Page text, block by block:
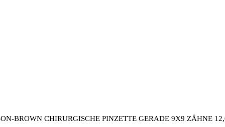
BROWN CHIRURGISCHE PINZETTE GERADE 9X9 ZÄHNE